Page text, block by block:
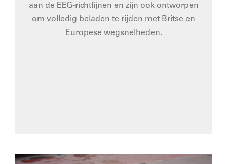
aan de EEG-richtlijnen en zijn ook ontworpen
om volledig beladen te rijden met Britse en
Europese wegsnelheden.